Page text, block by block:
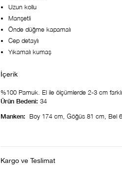
Uzun kollu
Manşetli
Önde düğme kapamalı
Cep detaylı
Yıkamalı kumaş
%100 Pamuk. El ile ölçümlerde 2-3 cm
Ürün Bedeni: 34
Manken:
Boy 174 cm, Göğüs 81 cm, Bel
Kargo ve Teslimat